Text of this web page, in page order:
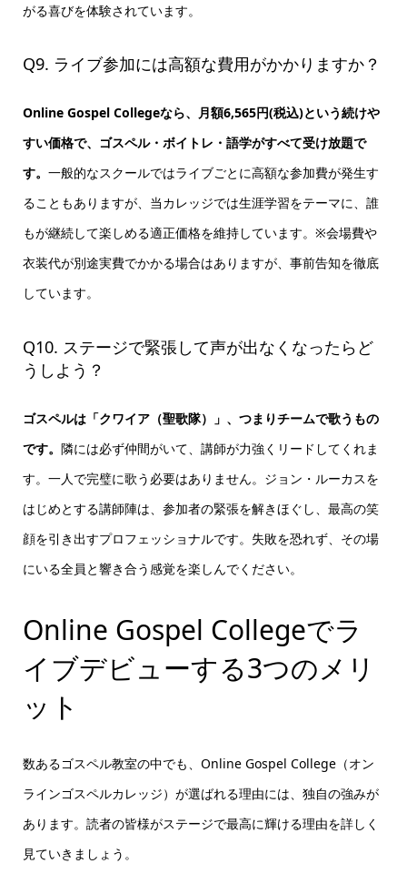
がる喜びを体験されています。
Q9. ライブ参加には高額な費用がかかりますか？
Online Gospel Collegeなら、月額6,565円(税込)という続けや
すい価格で、ゴスペル・ボイトレ・語学がすべて受け放題で
す。 一般的なスクールではライブごとに高額な参加費が発生す
ることもありますが、当カレッジでは生涯学習をテーマに、誰
もが継続して楽しめる適正価格を維持しています。※会場費や
衣装代が別途実費でかかる場合はありますが、事前告知を徹底
しています。
Q10. ステージで緊張して声が出なくなったらど
うしよう？
ゴスペルは「クワイア（聖歌隊）」、つまりチームで歌うもの
です。 隣には必ず仲間がいて、講師が力強くリードしてくれま
す。一人で完璧に歌う必要はありません。ジョン・ルーカスを
はじめとする講師陣は、参加者の緊張を解きほぐし、最高の笑
顔を引き出すプロフェッショナルです。失敗を恐れず、その場
にいる全員と響き合う感覚を楽しんでください。
Online Gospel Collegeでラ
イブデビューする3つのメリ
ット
数あるゴスペル教室の中でも、Online Gospel College（オン
ラインゴスペルカレッジ）が選ばれる理由には、独自の強みが
あります。読者の皆様がステージで最高に輝ける理由を詳しく
見ていきましょう。